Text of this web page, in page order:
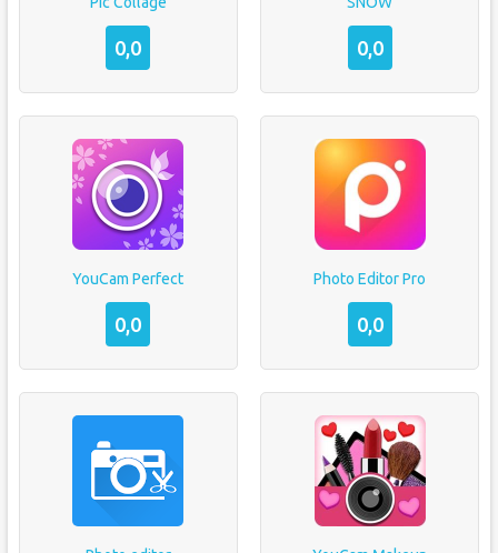
0,0 0,0
YouCam Perfect
0,0
Photo Editor Pro
0,0